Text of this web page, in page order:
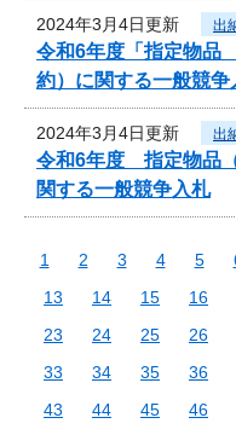
2024年3月4日更新 出
令和6年度「指定物品
約）に関する一般競争
2024年3月4日更新 出
令和6年度 指定物品
関する一般競争入札
1 2 3 4 5
13
14 15 16
23
24 25 26
33
34 35 36
43
44 45 46